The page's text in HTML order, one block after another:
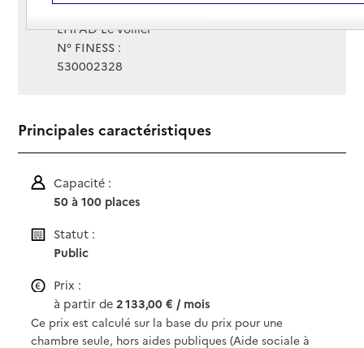
EHPAD Le vollier
N° FINESS :
530002328
Principales caractéristiques
Capacité :
50 à 100 places
Statut :
Public
Prix :
à partir de2 133,00 € / mois
Ce prix est calculé sur la base du prix pour une
chambre seule, hors aides publiques (Aide sociale à